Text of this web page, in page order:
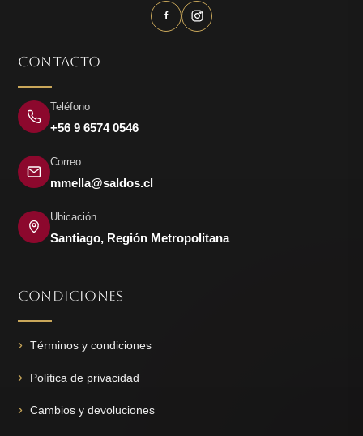
f
CONTACTO
Teléfono
+56 9 6574 0546
Correo
mmella@saldos.cl
Ubicación
Santiago, Región Metropolitana
CONDICIONES
Términos y condiciones
Política de privacidad
Cambios y devoluciones